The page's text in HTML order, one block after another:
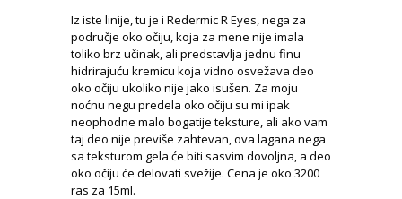
Iz iste linije, tu je i Redermic R Eyes, nega za
područje oko očiju, koja za mene nije imala
toliko brz učinak, ali predstavlja jednu finu
hidrirajuću kremicu koja vidno osvežava deo
oko očiju ukoliko nije jako isušen. Za moju
noćnu negu predela oko očiju su mi ipak
neophodne malo bogatije teksture, ali ako vam
taj deo nije previše zahtevan, ova lagana nega
sa teksturom gela će biti sasvim dovoljna, a deo
oko očiju će delovati svežije. Cena je oko 3200
ras za 15ml.